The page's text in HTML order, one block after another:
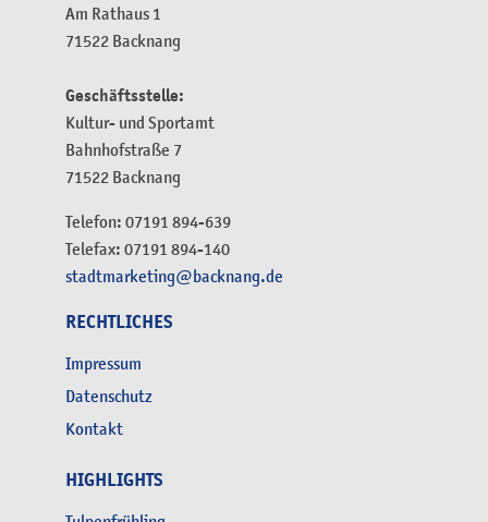
Am Rathaus 1
71522 Backnang
Geschäftsstelle:
Kultur- und Sportamt
Bahnhofstraße 7
71522 Backnang
Telefon: 07191 894-639
Telefax: 07191 894-140
stadtmarketing@backnang.de
RECHTLICHES
Impressum
Datenschutz
Kontakt
HIGHLIGHTS